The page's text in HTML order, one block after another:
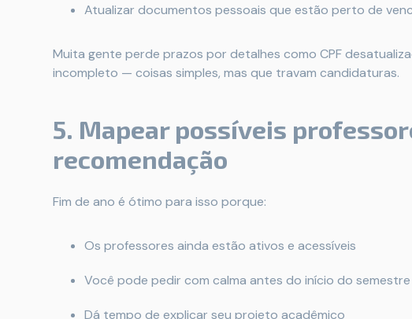
Atualizar documentos pessoais que estão perto de
Muita gente perde prazos por detalhes como CPF
incompleto — coisas simples, mas que travam candidaturas.
5. Mapear possíveis
recomendação
Fim de ano é ótimo para isso porque:
Os professores ainda estão ativos e acessíveis
Você pode pedir com calma antes do início do semestre
Dá tempo de explicar seu projeto acadêmico